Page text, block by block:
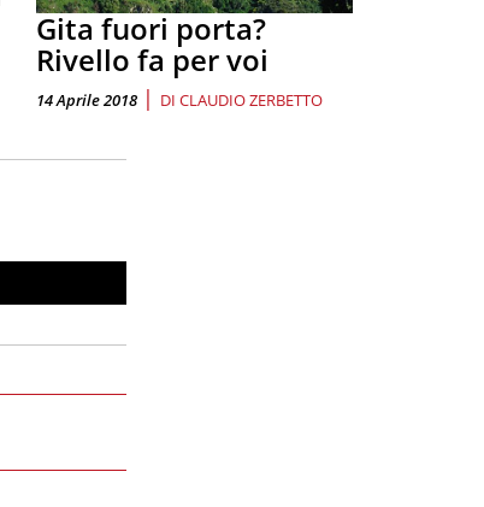
Gita fuori porta?
Rivello fa per voi
14 Aprile 2018 | DI CLAUDIO ZERBETTO